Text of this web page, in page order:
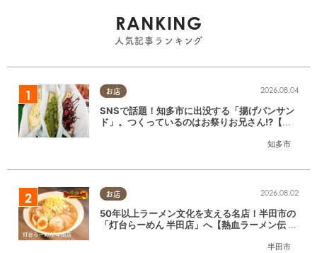
RANKING
人気記事ランキング
お店
知多市
2026.08.04
SNSで話題！知多市に出没する「揚げパンサン
ド」。つくっているのはお祭りお兄さん!?【ち
お店
半田市
2026.08.02
50年以上ラーメン文化を支える名店！半田市の
「灯台らーめん 半田店」へ【熱血ラーメン伝 8